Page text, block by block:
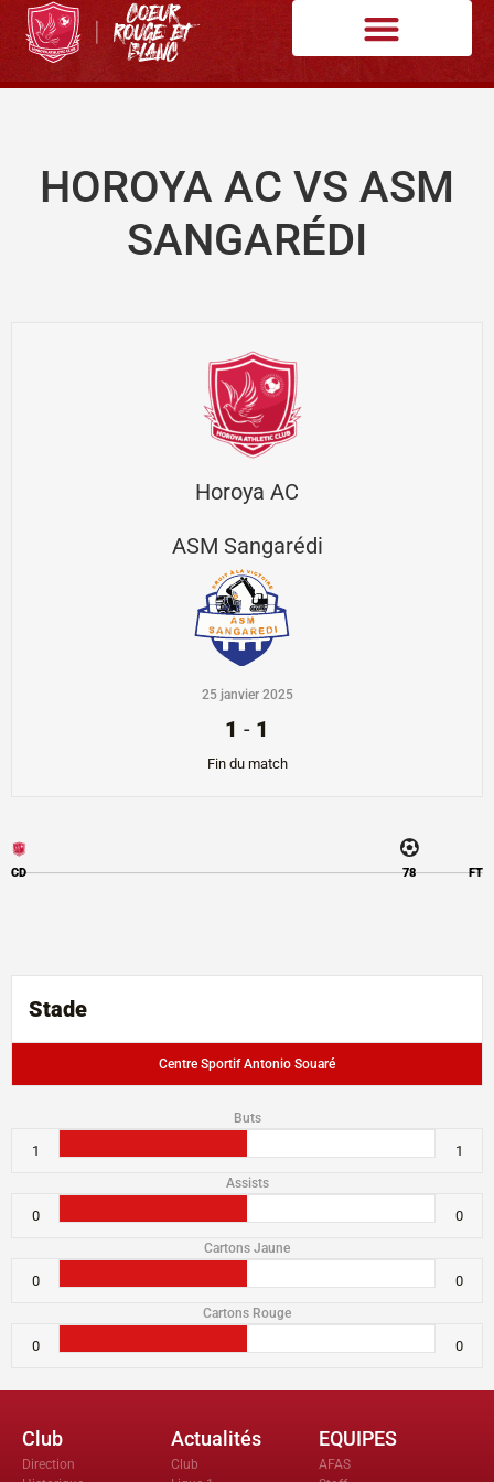
HOROYA AC VS ASM
SANGARÉDI
Horoya AC
ASM Sangarédi
25 janvier 2025
1 - 1
Fin du match
CD 78 FT
Stade
Centre Sportif Antonio Souaré
Buts
1 1
Assists
0 0
Cartons Jaune
0 0
Cartons Rouge
0 0
Club
Direction
Actualités
Club
EQUIPES
AFAS